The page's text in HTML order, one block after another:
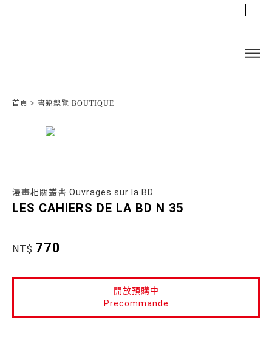
首頁 > 書籍總覽 BOUTIQUE
漫畫相關叢書 Ouvrages sur la BD
LES CAHIERS DE LA BD N 35
NT$ 770
開放預購中
Precommande